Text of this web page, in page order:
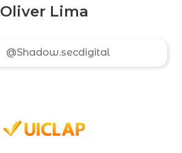
Oliver Lima
@Shadow.secdigital